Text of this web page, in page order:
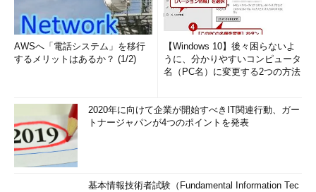
AWSへ「電話システム」を移行
するメリットはあるか？ (1/2)
【Windows 10】後々困らないよ
うに、分かりやすいコンピュータ
名（PC名）に変更する2つの方法
2020年に向けて企業が開始すべきIT関連行動、ガー
トナージャパンが4つのポイントを発表
基本情報技術者試験（Fundamental Information Tec